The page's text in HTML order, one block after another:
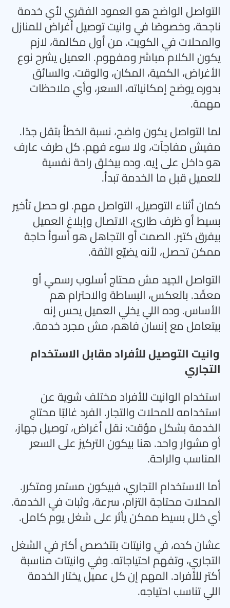
التواصل الواضح هو العمود الفقري لأي خدمة
ناجحة، وخصوصًا في وانيت توصيل أغراض للمنازل
والمحلات في الكويت. من أول مكالمة، لازم
يكون الكلام مباشر ومفهوم. العميل يشرح نوع
الأغراض، الكمية، المكان، والوقت. والسائق
بدوره يوضح إمكانياته، السعر، وأي ملاحظات
مهمة.
لما التواصل يكون واضح، نسبة الخطأ بتقل جدًا.
مفيش مفاجآت، ولا سوء فهم. كل طرف عارف
هو داخل على إيه. وده بيخلق راحة نفسية
للعميل قبل ما الخدمة تبدأ.
كمان أثناء التوصيل، التواصل مهم. لو حصل تأخير
بسيط أو ظرف طارئ، الاتصال وإبلاغ العميل
بيفرق كتير. الصمت أو التجاهل هو أسوأ حاجة
ممكن تحصل، لأنه يضيّع الثقة.
التواصل الجيد مش محتاج أسلوب رسمي أو
معقّد. بالعكس، البساطة والاحترام هم
الأساس. وده اللي يخلي العميل يحس إنه
بيتعامل مع إنسان فاهم، مش مجرد خدمة.
وانيت التوصيل للأفراد مقابل الاستخدام
التجاري
استخدام الوانيت للأفراد مختلف شوية عن
استخدامه للمحلات والتجار. الفرد غالبًا محتاج
الخدمة بشكل مؤقت: نقل أغراض، توصيل جهاز،
أو مشوار واحد. هنا بيكون التركيز على السعر
المناسب والراحة.
أما الاستخدام التجاري، فبيكون مستمر ومتكرر.
المحلات محتاجة التزام، سرعة، وثبات في الخدمة.
أي خلل بسيط ممكن يأثر على شغل يوم كامل.
عشان كده، في وانيتات بتتخصص أكتر في الشغل
التجاري، وتفهم احتياجاته. وفي وانيتات مناسبة
أكتر للأفراد. المهم إن كل عميل يختار الخدمة
اللي تناسب احتياجه.